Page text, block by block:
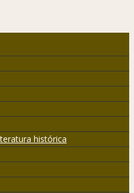
histórica